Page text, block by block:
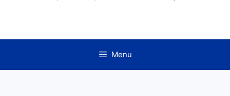
Menu